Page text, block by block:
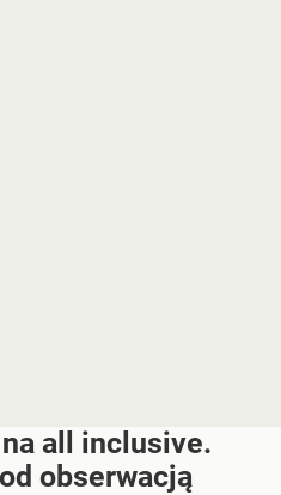
all inclusive.
obserwacją